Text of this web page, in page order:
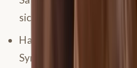
sich mit Ausbindern?
Hat das Pferd bei
Symptome?